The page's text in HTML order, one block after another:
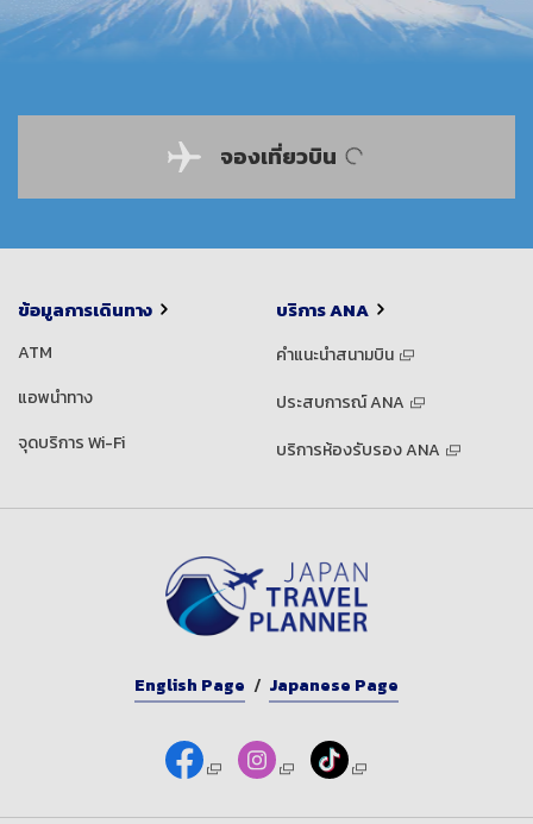
จองเที่ยวบิน
ข้อมูลการเดินทาง
ATM
แอพนำทาง
จุดบริการ Wi-Fi
บริการ ANA
คำแนะนำสนามบิน
ประสบการณ์ ANA
บริการห้องรับรอง ANA
English Page Japanese Page